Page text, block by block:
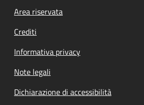
Footer menu
Area riservata
Crediti
Informativa privacy
Note legali
Dichiarazione di accessibilità